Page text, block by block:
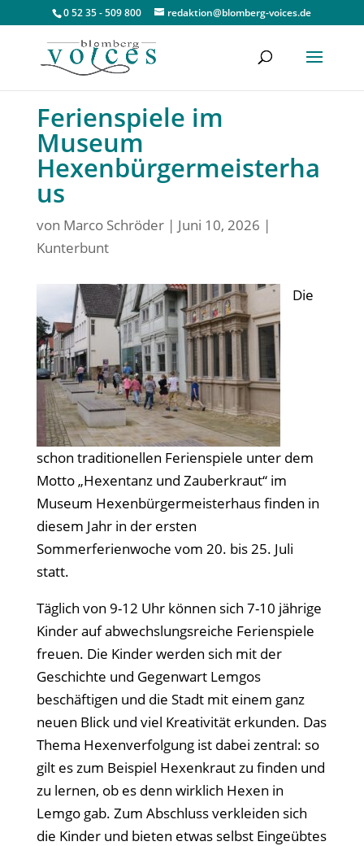
0 52 35 - 509 800 redaktion@blomberg-voices.de
Ferienspiele im
Museum
Hexenbürgermeisterha
us
von Marco Schröder| Juni 10, 2026 |
Kunterbunt
Die
schon traditionellen Ferienspiele unter dem
Motto „Hexentanz und Zauberkraut“ im
Museum Hexenbürgermeisterhaus finden in
diesem Jahr in der ersten
Sommerferienwoche vom 20. bis 25. Juli
statt.
Täglich von 9-12 Uhr können sich 7-10 jährige
Kinder auf abwechslungsreiche Ferienspiele
freuen. Die Kinder werden sich mit der
Geschichte und Gegenwart Lemgos
beschäftigen und die Stadt mit einem ganz
neuen Blick und viel Kreativität erkunden. Das
Thema Hexenverfolgung ist dabei zentral: so
gilt es zum Beispiel Hexenkraut zu finden und
zu lernen, ob es denn wirklich Hexen in
Lemgo gab. Zum Abschluss verkleiden sich
die Kinder und bieten etwas selbst Eingeübtes